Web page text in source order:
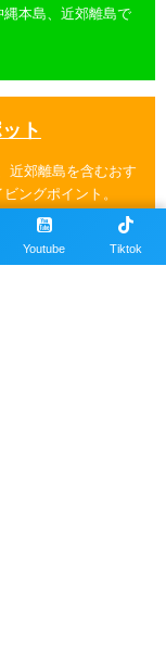
本島、近郊離島で
ト
近郊離島を含むおす
ングポイント。
Youtube Tiktok